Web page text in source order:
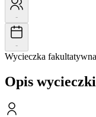
-
-
Wycieczka
Opis wycieczki